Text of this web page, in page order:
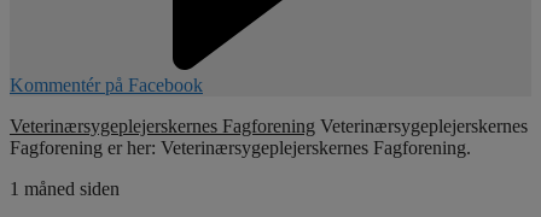
Kommentér på Facebook
Veterinærsygeplejerskernes Fagforening Veterinærsygeplejerskernes
Fagforening er her: Veterinærsygeplejerskernes Fagforening.
1 måned siden